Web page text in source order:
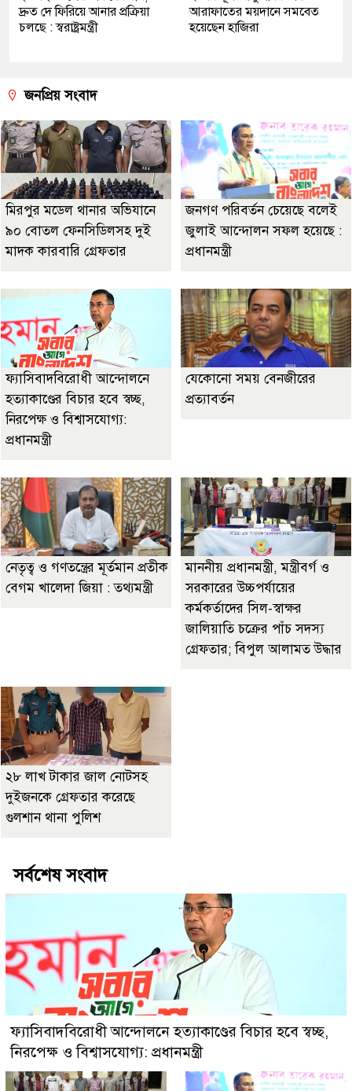
দ্রুত দে ফিরিয়ে আনার প্রক্রিয়া
চলছে : স্বরাষ্ট্রমন্ত্রী
আরাফাতের ময়দানে সমবেত
হয়েছেন হাজিরা
জনপ্রিয় সংবাদ
মিরপুর মডেল থানার অভিযানে
৯০ বোতল ফেনসিডিলসহ দুই
মাদক কারবারি গ্রেফতার
জনগণ পরিবর্তন চেয়েছে বলেই
জুলাই আন্দোলন সফল হয়েছে :
প্রধানমন্ত্রী
ফ্যাসিবাদবিরোধী আন্দোলনে
হত্যাকাণ্ডের বিচার হবে স্বচ্ছ,
নিরপেক্ষ ও বিশ্বাসযোগ্য:
প্রধানমন্ত্রী
যেকোনো সময় বেনজীরের
প্রত্যাবর্তন
নেতৃত্ব ও গণতন্ত্রের মূর্তমান প্রতীক
বেগম খালেদা জিয়া : তথ্যমন্ত্রী
মাননীয় প্রধানমন্ত্রী, মন্ত্রীবর্গ ও
সরকারের উচ্চপর্যায়ের
কর্মকর্তাদের সিল-স্বাক্ষর
জালিয়াতি চক্রের পাঁচ সদস্য
গ্রেফতার; বিপুল আলামত উদ্ধার
২৮ লাখ টাকার জাল নোটসহ
দুইজনকে গ্রেফতার করেছে
গুলশান থানা পুলিশ
সর্বশেষ সংবাদ
ফ্যাসিবাদবিরোধী আন্দোলনে হত্যাকাণ্ডের বিচার হবে স্বচ্ছ,
নিরপেক্ষ ও বিশ্বাসযোগ্য: প্রধানমন্ত্রী